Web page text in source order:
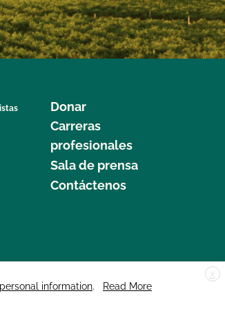
Donar
Carreras
profesionales
Sala de prensa
Contáctenos
Santa Cruz, CA 95060 © 2025 CCOF.org
X
information.
Read More